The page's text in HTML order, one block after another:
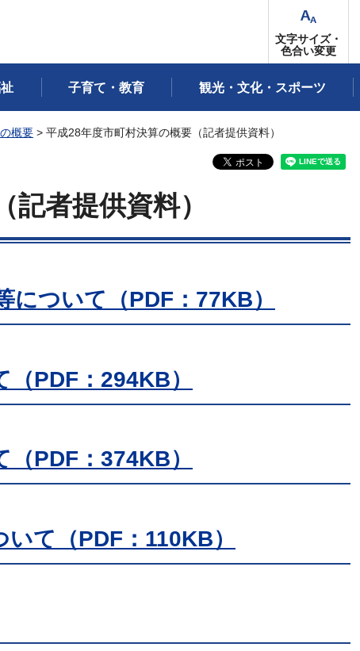
文字サイズ・
色合い変更
子育て・教育 観光・文化・スポーツ
概要 > 平成28年度市町村決算の概要（記者提供資料）
者提供資料）
について（PDF：77KB）
PDF：294KB）
PDF：374KB）
て（PDF：110KB）